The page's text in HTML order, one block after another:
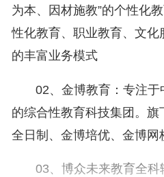
为本、因材施教”的个性化
性化教育、职业教育、文
的丰富业务模式
02、金博教育：专注
的综合性教育科技集团。
全日制、金博培优、金博网
03、博众未来教育全科